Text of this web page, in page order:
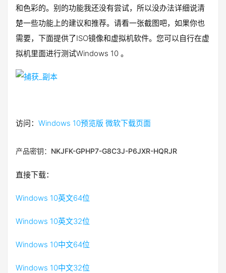
和色彩的。别的功能我还没有尝试，所以没办法详细说清
楚一些功能上的建议和推荐。请看一张截图吧，如果你也
需要，下面提供了ISO镜像和虚拟机软件。您可以自行在虚
拟机里面进行测试Windows 10 。
访问： Windows 10预览版 微软下载页面
产品密钥：NKJFK-GPHP7-G8C3J-P6JXR-HQRJR
直接下载：
Windows 10英文64位
Windows 10英文32位
Windows 10中文64位
Windows 10中文32位